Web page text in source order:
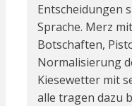
Entscheidungen
Sprache. Merz
Botschaften,
Normalisierung
Kiesewetter mit
alle tragen dazu